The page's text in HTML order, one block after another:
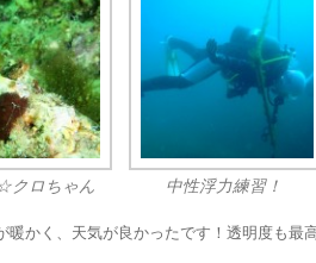
クロちゃん 中性浮力練習！
暖かく、天気が良かったです！透明度も最